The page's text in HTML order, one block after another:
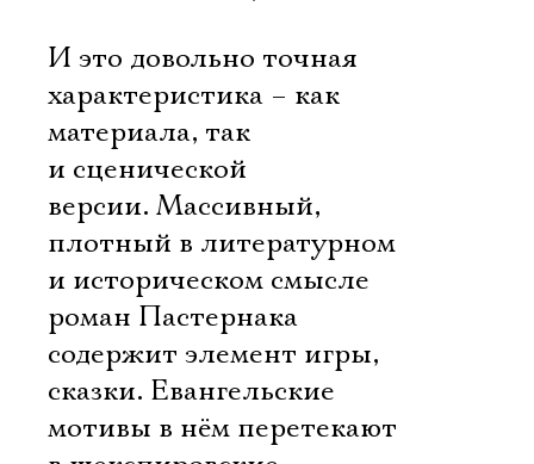
И это довольно точная
характеристика – как
материала, так
и сценической
версии. Массивный,
плотный в литературном
и историческом смысле
роман Пастернака
содержит элемент игры,
сказки. Евангельские
мотивы в нём перетекают